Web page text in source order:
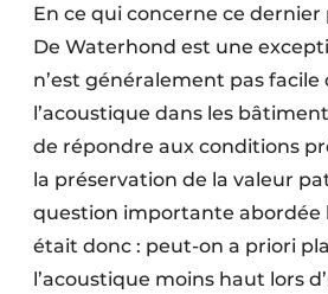
En ce qui concerne ce dernier
De Waterhond est une
n’est généralement pas facile
l’acoustique dans les
de répondre aux conditions
la préservation de la valeur
question importante abordée
était donc : peut-on a priori
l’acoustique moins haut lors